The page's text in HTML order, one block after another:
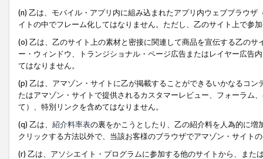
(n) 乙は、モバイル・アプリ内に組み込まれたアプリ内ウェブブラウ
イトの中でフレーム化してはなりません。ただし、乙のサイト上で参
(o) 乙は、乙のサイト上の素材と密接に関連して商品を宣伝する乙の
ー・ウィンドウ、トランジショナル・ページ広告またはレイヤー広告
てはなりません。
(p) 乙は、アマゾン・サイトに乙が掲載することができるいかなるコ
たはアマゾン・サイトで提供されるカスタマーレビュー、フォーラム
て）、特別リンクを含めてはなりません。
(q) 乙は、 紹介料率表の裏をかこうとしたり、乙の紹介料を人為的に
クリックする方法以外で、当該お客様のブラウザでアマゾン・サイト
(r) 乙は、アソシエイト・プログラムに参加する他のサイトから、ま